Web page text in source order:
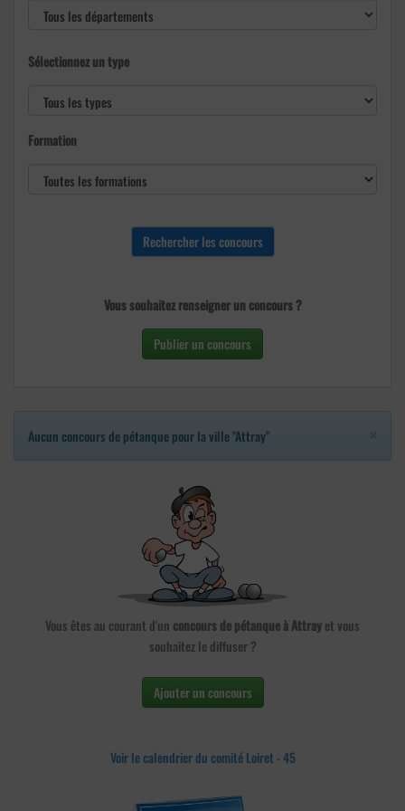
Sélectionnez un type
Formation
Vous souhaitez renseigner un concours ?
Publier un concours
Aucun concours de pétanque pour la ville "Attray"
Vous êtes au courant d'un concours de pétanque à Attrayet vous
souhaitez le diffuser ?
Ajouter un concours
Voir le calendrier du comité Loiret - 45